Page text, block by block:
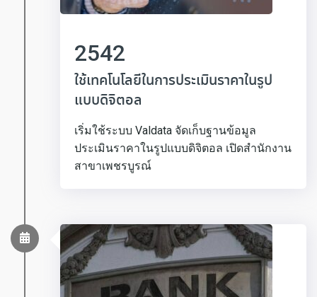
2542
ใช้เทคโนโลยีในการประเมินราคาในรูป
แบบดิจิตอล
เริ่มใช้ระบบ Valdata จัดเก็บฐานข้อมูล
ประเมินราคาในรูปแบบดิจิตอล เปิดสำนักงาน
สาขาเพชรบูรณ์